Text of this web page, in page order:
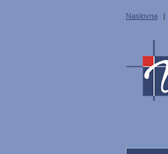
Naslovna |